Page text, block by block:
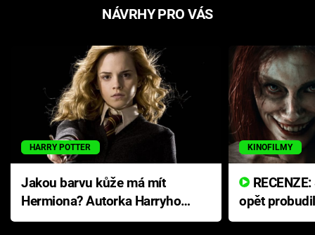
NÁVRHY PRO VÁS
HARRY POTTER
Jakou barvu kůže má mít
Hermiona? Autorka Harryho
Pottera přišla s ráznou
KINOFILMY
opět
přichází s